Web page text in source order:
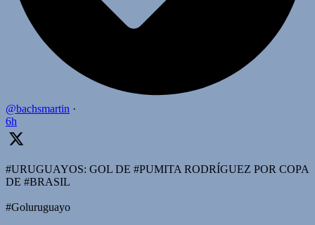
@bachsmartin ·
6h
#URUGUAYOS: GOL DE #PUMITA RODRÍGUEZ POR COPA
DE #BRASIL
#Goluruguayo